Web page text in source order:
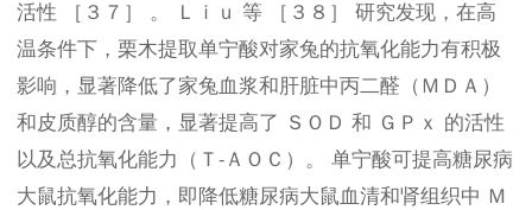
活性 ［３７］ 。 Ｌｉｕ 等 ［３８］ 研究发现，在高
温条件下，栗木提取单宁酸对家兔的抗氧化能力有积极
影响，显著降低了家兔血浆和肝脏中丙二醛（ＭＤＡ）
和皮质醇的含量，显著提高了 ＳＯＤ 和 ＧＰｘ 的活性
以及总抗氧化能力（Ｔ⁃ＡＯＣ）。 单宁酸可提高糖尿病
大鼠抗氧化能力，即降低糖尿病大鼠血清和肾组织中 Ｍ